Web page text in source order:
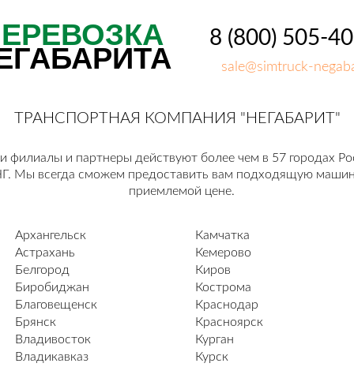
8 (800) 505-
sale@simtruck-
ТРАНСПОРТНАЯ КОМПАНИЯ "НЕГАБАРИТ"
филиалы и партнеры действуют более чем в 57 городах
Мы всегда сможем предоставить вам подходящую
приемлемой цене.
Архангельск
Астрахань
Белгород
Биробиджан
Благовещенск
Брянск
Владивосток
Владикавказ
Камчатка
Кемерово
Киров
Кострома
Краснодар
Красноярск
Курган
Курск